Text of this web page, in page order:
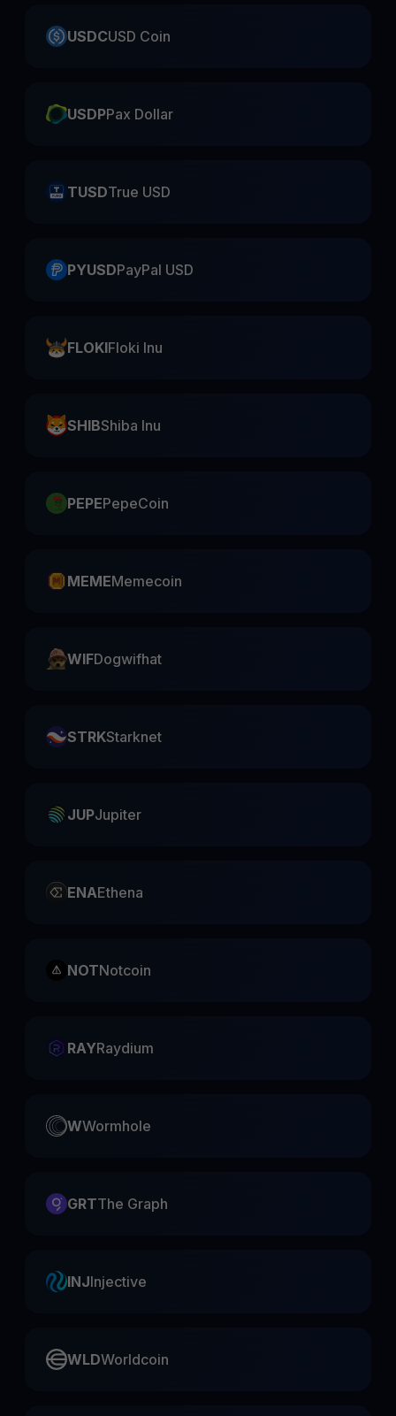
USDCUSD Coin
USDPPax Dollar
TUSDTrue USD
PYUSDPayPal USD
FLOKIFloki Inu
SHIBShiba Inu
PEPEPepeCoin
MEMEMemecoin
WIFDogwifhat
STRKStarknet
JUPJupiter
ENAEthena
NOTNotcoin
RAYRaydium
WWormhole
GRTThe Graph
INJInjective
WLDWorldcoin